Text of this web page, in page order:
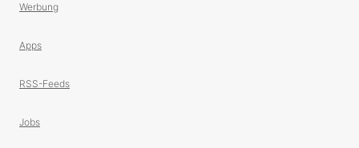
Werbung
Apps
RSS-Feeds
Jobs